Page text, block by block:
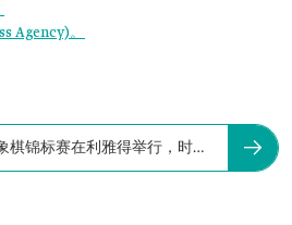
Agency)。
棋锦标赛在利雅得举行，时间